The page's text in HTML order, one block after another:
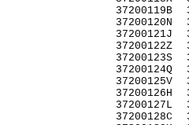
37200119B
37200120N
37200121J
37200122Z
37200123S
37200124Q
37200125V
37200126H
37200127L
37200128C